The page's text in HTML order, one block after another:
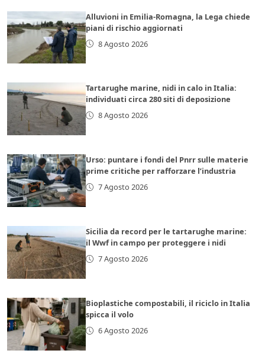
Alluvioni in Emilia-Romagna, la Lega chiede
piani di rischio aggiornati
8 Agosto 2026
Tartarughe marine, nidi in calo in Italia:
individuati circa 280 siti di deposizione
8 Agosto 2026
Urso: puntare i fondi del Pnrr sulle materie
prime critiche per rafforzare l’industria
7 Agosto 2026
Sicilia da record per le tartarughe marine:
il Wwf in campo per proteggere i nidi
7 Agosto 2026
Bioplastiche compostabili, il riciclo in Italia
spicca il volo
6 Agosto 2026